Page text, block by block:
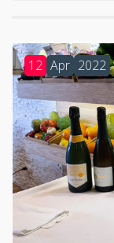
12 Apr 2022